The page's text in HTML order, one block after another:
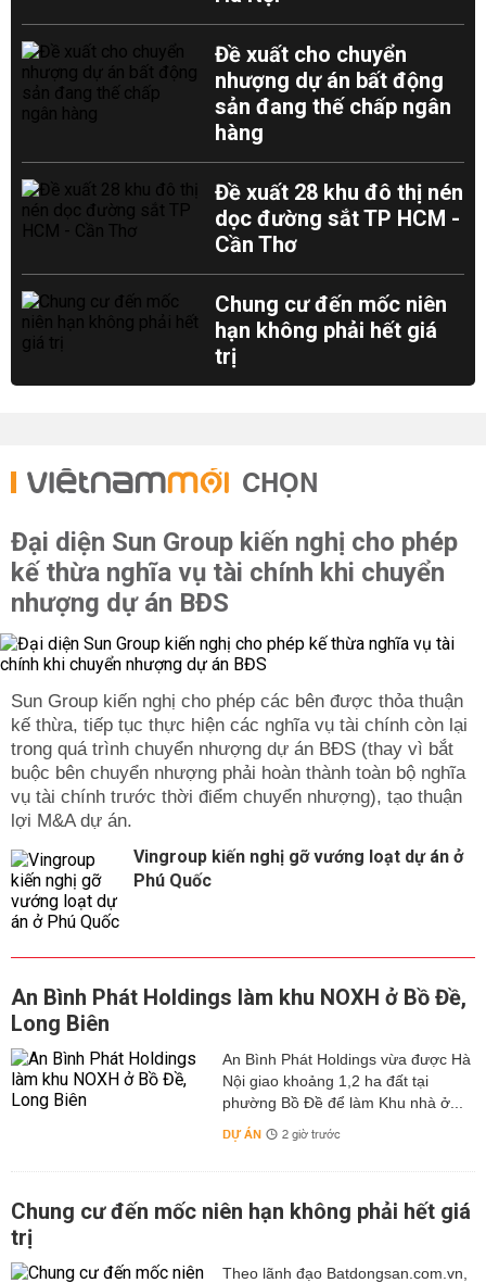
Đề xuất cho chuyển
nhượng dự án bất động
sản đang thế chấp ngân
hàng
Đề xuất 28 khu đô thị nén
dọc đường sắt TP HCM -
Cần Thơ
Chung cư đến mốc niên
hạn không phải hết giá
trị
CHỌN
Đại diện Sun Group kiến nghị cho phép
kế thừa nghĩa vụ tài chính khi chuyển
nhượng dự án BĐS
Sun Group kiến nghị cho phép các bên được thỏa thuận
kế thừa, tiếp tục thực hiện các nghĩa vụ tài chính còn lại
trong quá trình chuyển nhượng dự án BĐS (thay vì bắt
buộc bên chuyển nhượng phải hoàn thành toàn bộ nghĩa
vụ tài chính trước thời điểm chuyển nhượng), tạo thuận
lợi M&A dự án.
Vingroup kiến nghị gỡ vướng loạt dự án ở
Phú Quốc
An Bình Phát Holdings làm khu NOXH ở Bồ Đề,
Long Biên
An Bình Phát Holdings vừa được Hà
Nội giao khoảng 1,2 ha đất tại
phường Bồ Đề để làm Khu nhà ở...
DỰ ÁN 2 giờ trước
Chung cư đến mốc niên hạn không phải hết giá
trị
Theo lãnh đạo Batdongsan.com.vn,